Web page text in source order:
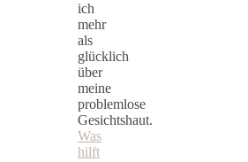
ich
mehr
als
glücklich
über
meine
problemlose
Gesichtshaut.
Was
hilft